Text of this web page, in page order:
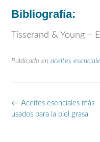
Bibliografía:
Tisserand & Young –
Publicado en aceites
Navegación
de
← Aceites esenciales más
usados para la piel grasa